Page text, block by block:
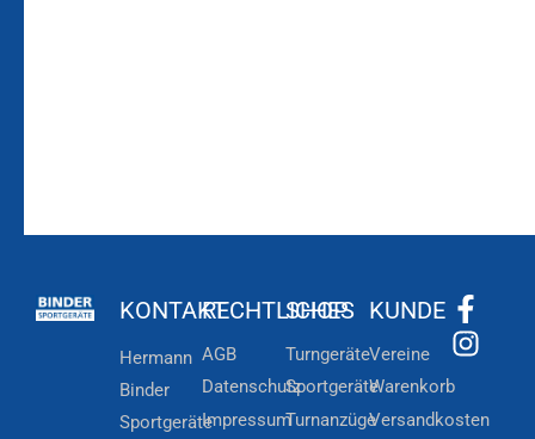
KONTAKT
Hermann
Binder
Sportgeräte
RECHTLICHES
AGB
Datenschutz
Impressum
SHOP
Turngeräte
Sportgeräte
Turnanzüge
KUNDE
Vereine
Warenkorb
Versandkosten